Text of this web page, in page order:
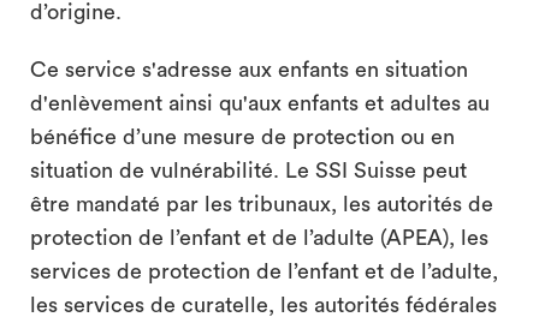
d’origine.
Ce service s'adresse aux enfants en situation
d'enlèvement ainsi qu'aux enfants et adultes au
bénéfice d’une mesure de protection ou en
situation de vulnérabilité. Le SSI Suisse peut
être mandaté par les tribunaux, les autorités de
protection de l’enfant et de l’adulte (APEA), les
services de protection de l’enfant et de l’adulte,
les services de curatelle, les autorités fédérales